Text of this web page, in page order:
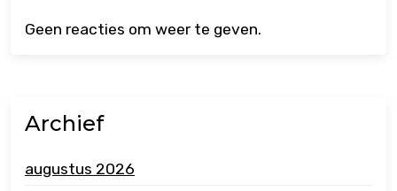
Geen reacties om weer te geven.
Archief
augustus 2026